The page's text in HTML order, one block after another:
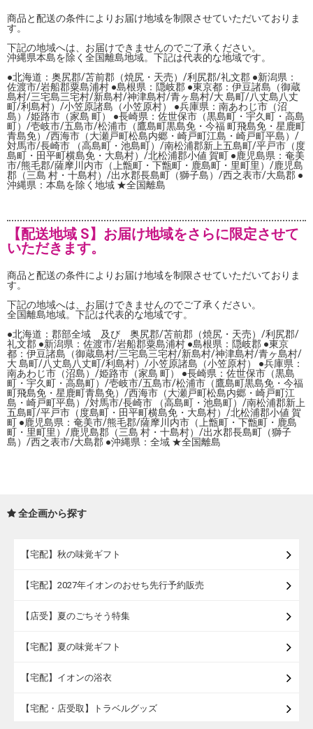
商品と配送の条件によりお届け地域を制限させていただいておりま
す。
下記の地域へは、お届けできませんのでご了承ください。
沖縄県本島を除く全国離島地域。下記は代表的な地域です。
●北海道：奥尻郡/苫前郡（焼尻・天売）/利尻郡/礼文郡 ●新潟県：
佐渡市/岩船郡粟島浦村 ●島根県：隠岐郡 ●東京都：伊豆諸島（御蔵
島村/三宅島三宅村/新島村/神津島村/青ヶ島村/大 島町/八丈島八丈
町/利島村）/小笠原諸島（小笠原村） ●兵庫県：南あわじ市（沼
島）/姫路市（家島 町） ●長崎県：佐世保市（黒島町・宇久町・高島
町）/壱岐市/五島市/松浦市（鷹島町黒島免・今福 町飛島免・星鹿町
青島免）/西海市（大瀬戸町松島内郷・崎戸町江島・崎戸町平島）/
対馬市/長崎市 （高島町・池島町）/南松浦郡新上五島町/平戸市（度
島町・田平町横島免・大島村）/北松浦郡小値 賀町 ●鹿児島県：奄美
市/熊毛郡/薩摩川内市（上甑町・下甑町・鹿島町・里町里）/鹿児島
郡（三島 村・十島村）/出水郡長島町（獅子島）/西之表市/大島郡 ●
沖縄県：本島を除く地域 ★全国離島
【配送地域 S】お届け地域をさらに限定させて
いただきます。
商品と配送の条件によりお届け地域を制限させていただいておりま
す。
下記の地域へは、お届けできませんのでご了承ください。
全国離島地域。下記は代表的な地域です。
●北海道：郡部全域 及び 奥尻郡/苫前郡（焼尻・天売）/利尻郡/
礼文郡 ●新潟県：佐渡市/岩船郡粟島浦村 ●島根県：隠岐郡 ●東京
都：伊豆諸島（御蔵島村/三宅島三宅村/新島村/神津島村/青ヶ島村/
大 島町/八丈島八丈町/利島村）/小笠原諸島（小笠原村） ●兵庫県：
南あわじ市（沼島）/姫路市（家島 町） ●長崎県：佐世保市（黒島
町・宇久町・高島町）/壱岐市/五島市/松浦市（鷹島町黒島免・今福
町飛島免・星鹿町青島免）/西海市（大瀬戸町松島内郷・崎戸町江
島・崎戸町平島）/対馬市/長崎市 （高島町・池島町）/南松浦郡新上
五島町/平戸市（度島町・田平町横島免・大島村）/北松浦郡小値 賀
町 ●鹿児島県：奄美市/熊毛郡/薩摩川内市（上甑町・下甑町・鹿島
町・里町里）/鹿児島郡（三島 村・十島村）/出水郡長島町（獅子
島）/西之表市/大島郡 ●沖縄県：全域 ★全国離島
全企画から探す
【宅配】秋の味覚ギフト
【宅配】2027年イオンのおせち先行予約販売
【店受】夏のごちそう特集
【宅配】夏の味覚ギフト
【宅配】イオンの浴衣
【宅配・店受取】トラベルグッズ